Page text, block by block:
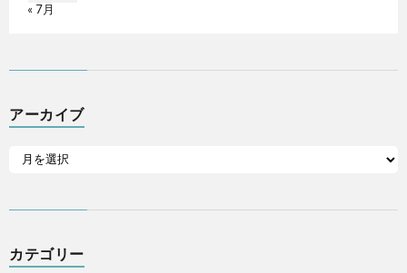
« 7月
アーカイブ
カテゴリー